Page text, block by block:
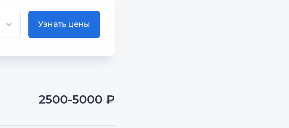
Узнать цены
2500-5000 ₽